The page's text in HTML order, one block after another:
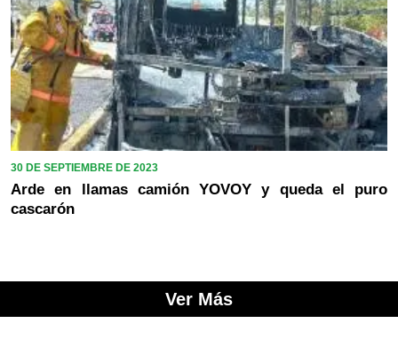
30 DE SEPTIEMBRE DE 2023
Arde en llamas camión YOVOY y queda el puro
cascarón
Ver Más